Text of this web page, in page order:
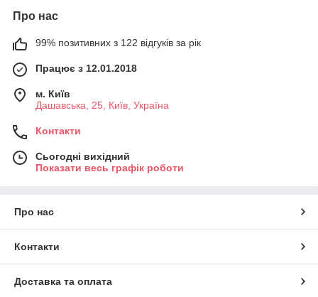
Про нас
99% позитивних з 122 відгуків за рік
Працює з 12.01.2018
м. Київ
Дашавська, 25, Київ, Україна
Контакти
Сьогодні вихідний
Показати весь графік роботи
Про нас
Контакти
Доставка та оплата